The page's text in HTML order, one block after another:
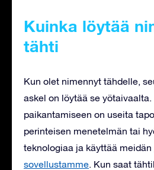
Kuinka löytää
tähti
Kun olet nimennyt tähdelle,
askel on löytää se
paikantamiseen on useita
perinteisen menetelmän tai
teknologiaa ja käyttää meidän
sovellustamme. Kun saat